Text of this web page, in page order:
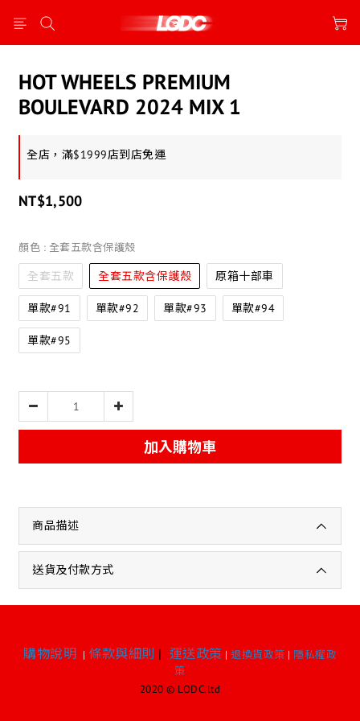
HOT WHEELS PREMIUM
BOULEVARD 2024 MIX 1
全店，滿$1999店到店免運
NT$1,500
顏色 : 全套五款含保護殼
全套五款 全套五款含保護殼 原箱十部車
單款#91 單款#92 單款#93 單款#94
單款#95
加入購物車
商品描述
送貨及付款方式
購物說明 | 條款與細則 | 運送政策 | 退換貨政策 | 隱私權政
策
2020 © LODC.ltd